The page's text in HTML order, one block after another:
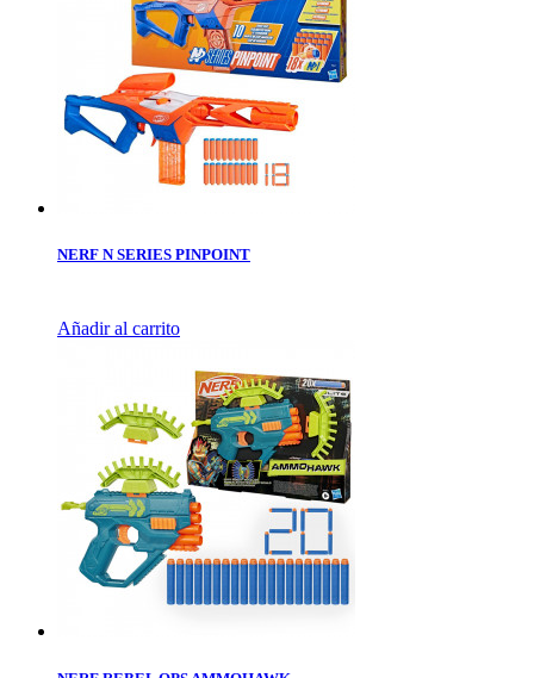
NERF N SERIES PINPOINT
Añadir al carrito